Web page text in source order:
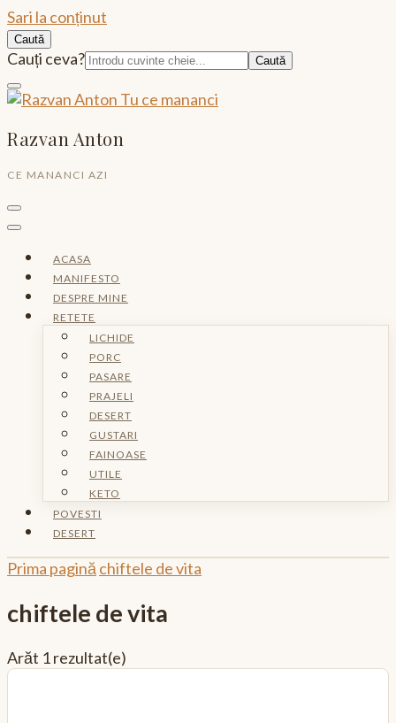
Sari la conținut
Caută
Caută:
Cauți ceva?
Razvan Anton
CE MANANCI AZI
ACASA
MANIFESTO
DESPRE MINE
RETETE
LICHIDE
PORC
PASARE
PRAJELI
DESERT
GUSTARI
FAINOASE
UTILE
KETO
POVESTI
DESERT
Prima pagină chiftele de vita
chiftele de vita
Arăt 1 rezultat(e)